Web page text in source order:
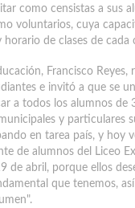
como censistas a sus
voluntarios, cuya
horario de clases de cada
Francisco Reyes,
e invitó a que se
a todos los alumnos de
y particulares
en tarea país, y hoy
de alumnos del Liceo
de abril, porque ellos
que tenemos,